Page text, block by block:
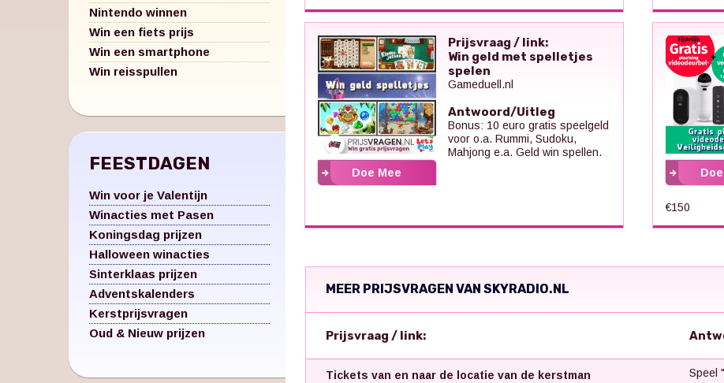
Nintendo winnen
Win een fiets prijs
Win een smartphone
Win reisspullen
FEESTDAGEN
Win voor je Valentijn
Winacties met Pasen
Koningsdag prijzen
Halloween winacties
Sinterklaas prijzen
Adventskalenders
Kerstprijsvragen
Oud & Nieuw prijzen
Doe Mee
Prijsvraag / link:
Win geld met spelletjes
spelen
Gameduell.nl
Antwoord/Uitleg
Bonus: 10 euro gratis speelgeld
voor o.a. Rummi, Sudoku,
Mahjong e.a. Geld win spellen.
€150
MEER PRIJSVRAGEN VAN SKYRADIO.NL
Prijsvraag / link:
Tickets van en naar de locatie van de kerstman
Speel